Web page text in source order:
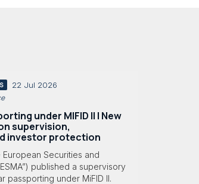
22 Jul 2026
under MIFID II | New
supervision,
investor protection
Securities and
published a supervisory
passporting under MiFID II.